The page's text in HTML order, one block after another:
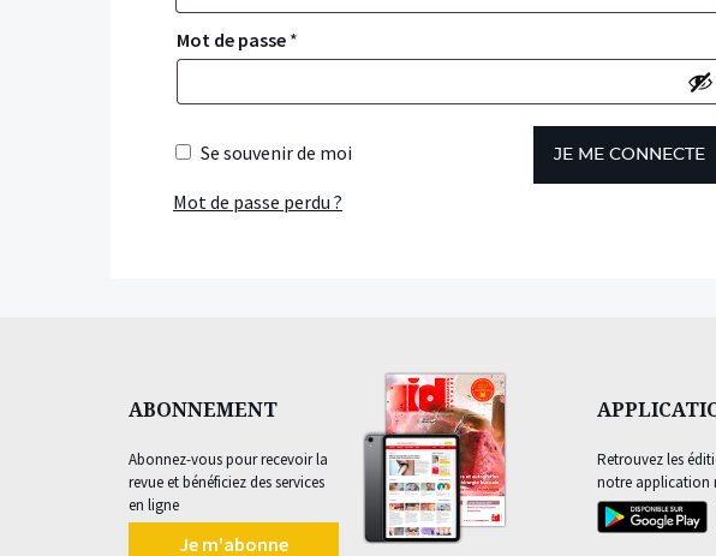
Mot de passe *
Se souvenir de moi JE ME CONNECTE
Mot de passe perdu ?
ABONNEMENT
Abonnez-vous pour recevoir la
revue et bénéficiez des services
en ligne
Je m'abonne
Retrouvez les
notre application